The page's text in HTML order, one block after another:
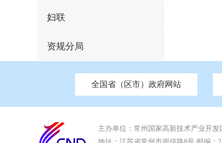
妇联
资规分局
全国省（区市）政府网站
北京 天津 重庆 河南 河北
中国江苏 南京市政府 苏州市
市发改委 市工信局 市教育局 市
市应急管理局 市审计局 市外事办
主办单位：常州国家高新技术产业开